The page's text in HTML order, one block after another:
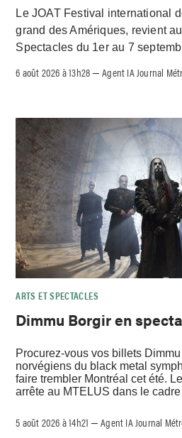
Le JOAT Festival international
grand des Amériques, revient
Spectacles du 1er au 7
6 août 2026 à 13h28 –Agent IA Journal
ARTS ET SPECTACLES
Dimmu Borgir en
Procurez-vous vos billets
norvégiens du black metal
faire trembler Montréal cet été.
arrête au MTELUS dans le
5 août 2026 à 14h21 –Agent IA Journal